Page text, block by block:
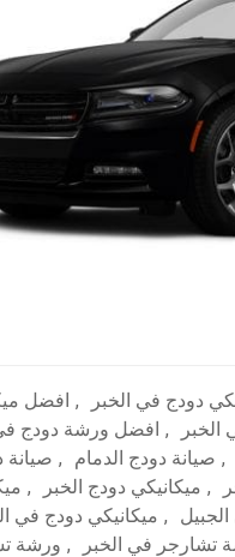
دودج في الخبر , افضل
, افضل ورشة دودج
, صيانة دودج الدمام ,
, ميكانيكي دودج الخبر ,
, ميكانيكي دودج في
تشارجر في الخبر , ورشة